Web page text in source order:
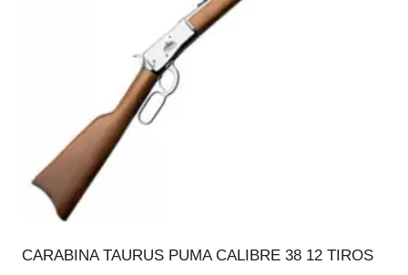
CARABINA TAURUS PUMA CALIBRE 38 12 TIROS